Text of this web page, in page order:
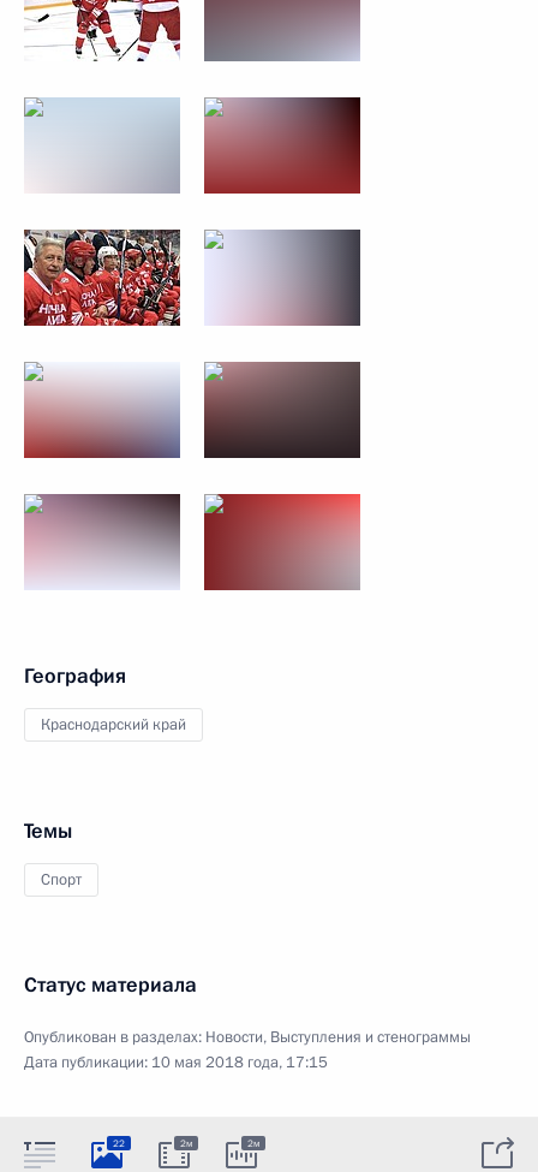
География
Краснодарский край
Темы
Спорт
Статус материала
Опубликован в разделах: Новости, Выступления и стенограммы
Дата публикации: 10 мая 2018 года, 17:15
22 2м 2м